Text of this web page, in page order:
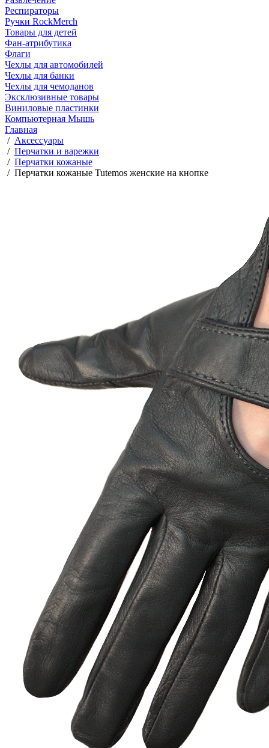
Респираторы
Ручки RockMerch
Товары для детей
Фан-атрибутика
Флаги
Чехлы для автомобилей
Чехлы для банки
Чехлы для чемоданов
Эксклюзивные товары
Виниловые пластинки
Компьютерная Мышь
Главная
/ Аксессуары
/ Перчатки и варежки
/ Перчатки кожаные
/ Перчатки кожаные Tutemos женские на кнопке